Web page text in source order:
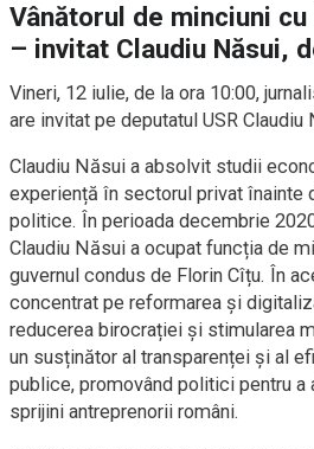
Vânătorul de minciuni
– invitat Claudiu Năsui,
Vineri, 12 iulie, de la ora 10:00,
are invitat pe deputatul USR Claudiu
Claudiu Năsui a absolvit studii
experiență în sectorul privat înainte
politice. În perioada decembrie
Claudiu Năsui a ocupat funcția de
guvernul condus de Florin Cîțu. În
concentrat pe reformarea și
reducerea birocrației și stimularea
un susținător al transparenței și al
publice, promovând politici pentru
sprijini antreprenorii români.